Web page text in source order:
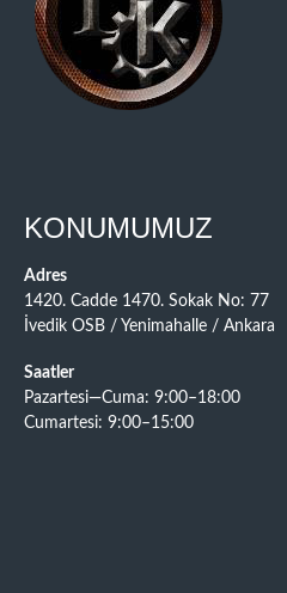
KONUMUMUZ
Adres
1420. Cadde 1470. Sokak No: 77
İvedik OSB / Yenimahalle / Ankara
Saatler
Pazartesi—Cuma: 9:00–18:00
Cumartesi: 9:00–15:00